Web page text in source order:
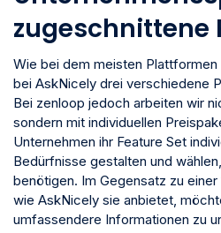
zugeschnittene
Wie bei dem meisten
bei AskNicely drei verschiedene
Bei zenloop jedoch arbeiten wir
sondern mit individuellen
Unternehmen ihr Feature Set
Bedürfnisse gestalten und
benötigen. Im Gegensatz zu
wie AskNicely sie anbietet,
umfassendere Informationen zu